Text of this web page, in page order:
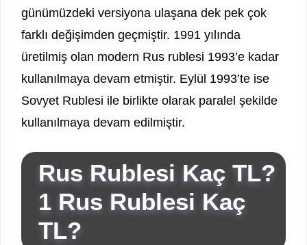
günümüzdeki versiyona ulaşana dek pek çok
farklı değişimden geçmiştir. 1991 yılında
üretilmiş olan modern Rus rublesi 1993’e kadar
kullanılmaya devam etmiştir. Eylül 1993’te ise
Sovyet Rublesi ile birlikte olarak paralel şekilde
kullanılmaya devam edilmiştir.
Rus Rublesi Kaç TL?
1 Rus Rublesi Kaç
TL?